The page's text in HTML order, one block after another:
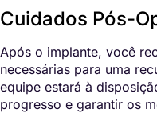
Cuidados Pós-
Após o implante, você
necessárias para uma
equipe estará à
progresso e garantir os